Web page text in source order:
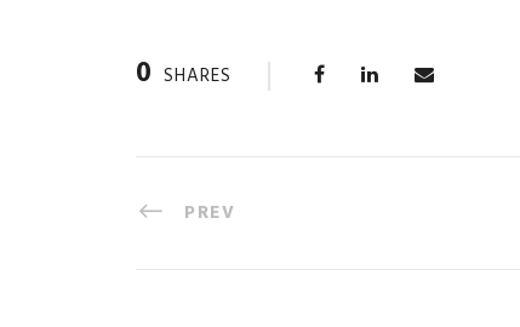
0 SHARES
PREV